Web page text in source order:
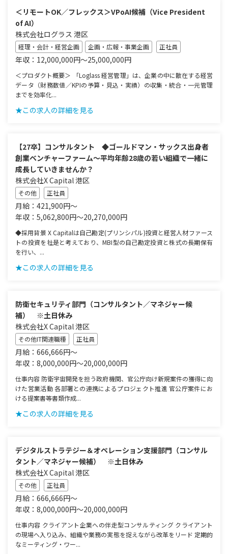
＜リモートOK／フレックス＞VPoAI候補（Vice President
of AI）
株式会社ログラス 港区
経理・会計・経営企画 企画・広報・事業企画 正社員
年収：12,000,000円～25,000,000円
＜プロダクト概要＞ 「Loglass 経営管理」は、企業の中に散在する経営
データ（財務数値／KPIの予算・見込・実績）の収集・統合・一元管理
までを効率化...
★この求人の詳細を見る
【27卒】コンサルタント ◆ゴールドマン・サックス出身者
創業ベンチャーファーム～平均年齢28歳の若い組織で一緒に
成長していきませんか？
株式会社X Capital 港区
その他 正社員
月給：421,900円～
年収：5,062,800円～20,270,000円
◆採用背景 X Capitalは自己勘定(プリンシパル)投資と経営人材ファース
トの投資を社是と考えており、MBI型の自己勘定投資と株式の長期保有
を行い、...
★この求人の詳細を見る
防衛セキュリティ部門（コンサルタント／マネジャー候
補） ※土日休み
株式会社X Capital 港区
その他IT関連職種 正社員
月給：666,666円～
年収：8,000,000円～20,000,000円
仕事内容 防衛宇宙開発を担う政府機関、官公庁向け新規案件の獲得に向
けた営業活動 各部署との連携によるプロジェクト推進 官公庁案件にお
ける提案書等書類作成...
★この求人の詳細を見る
デジタルストラテジー＆オペレーション支援部門（コンサル
タント／マネジャー候補） ※土日休み
株式会社X Capital 港区
その他 正社員
月給：666,666円～
年収：8,000,000円～20,000,000円
仕事内容 クライアント企業への伴走型コンサルティング クライアント
の現場へ入り込み、組織や業務の実態を捉えながら改革をリード 定期的
なミーティング・ワー...